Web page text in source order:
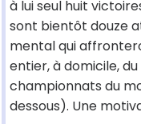
à lui seul huit
sont bientôt douze
mental qui
entier, à domicile, du
championnats du
dessous). Une